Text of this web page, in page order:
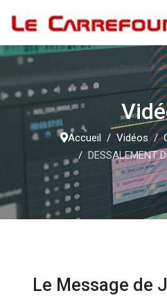
Accueil Vidéos
DESSALEMENT
Le Message de